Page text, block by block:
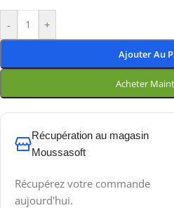
- +
Ajouter Au
Acheter
Récupération au magasin
Moussasoft
Récupérez votre commande
aujourd'hui.